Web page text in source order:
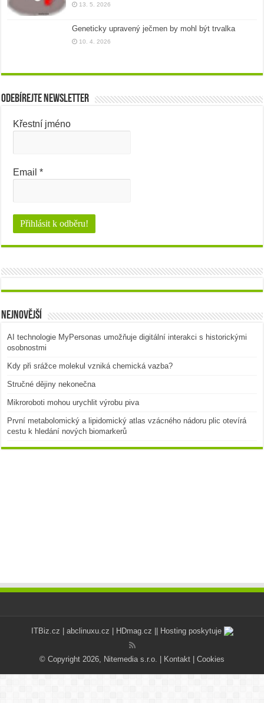
13. 5. 2026
Geneticky upravený ječmen by mohl být trvalka
10. 4. 2026
Odebírejte newsletter
Křestní jméno
Email*
Nejnovější
AI technologie MyPersonas umožňuje digitální interakci s historickými
osobnostmi
Kdy při srážce molekul vzniká chemická vazba?
Stručné dějiny nekonečna
Mikroroboti mohou urychlit výrobu piva
První metabolomický a lipidomický atlas vzácného nádoru plic otevírá
cestu k hledání nových biomarkerů
ITBiz.cz abclinuxu.cz HDmag.cz || Hosting poskytuje
© Copyright 2026, Nitemedia s.r.o. | Kontakt Cookies